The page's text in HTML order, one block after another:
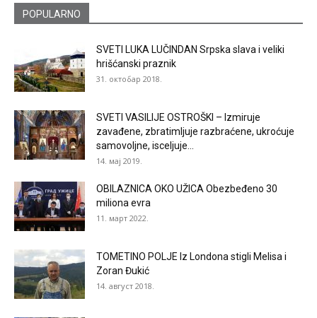
POPULARNO
SVETI LUKA LUČINDAN Srpska slava i veliki
hrišćanski praznik
31. октобар 2018.
SVETI VASILIJE OSTROŠKI – Izmiruje
zavađene, zbratimljuje razbraćene, ukroćuje
samovoljne, isceljuje...
14. мај 2019.
OBILAZNICA OKO UŽICA Obezbeđeno 30
miliona evra
11. март 2022.
TOMETINO POLJE Iz Londona stigli Melisa i
Zoran Đukić
14. август 2018.